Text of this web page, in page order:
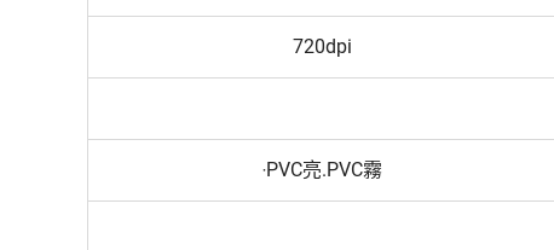
720dpi
‧PVC亮.PVC霧